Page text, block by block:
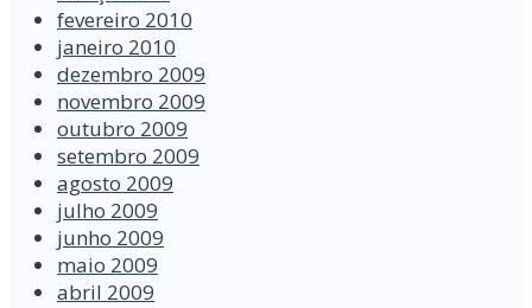
fevereiro 2010
janeiro 2010
dezembro 2009
novembro 2009
outubro 2009
setembro 2009
agosto 2009
julho 2009
junho 2009
maio 2009
abril 2009